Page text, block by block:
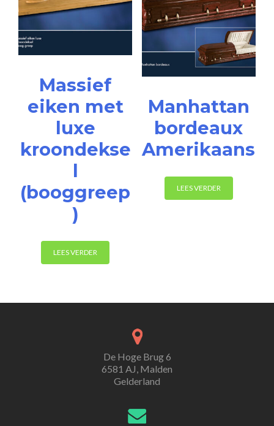
Massief
eiken met
luxe
kroondekse
l
(booggreep
)
LEES VERDER
Manhattan
bordeaux
Amerikaans
LEES VERDER
De Hoge Brug 6
6581 AJ, Malden
Gelderland